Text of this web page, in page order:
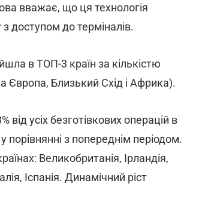
вважає, що ця технологія
доступом до терміналів.
в ТОП-3 країн за кількістю
Європа, Близький Схід і Африка).
усіх безготівкових операцій в
порівнянні з попереднім періодом.
Великобританія, Ірландія,
Іспанія. Динамічний ріст